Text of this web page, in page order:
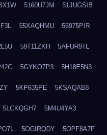
5160U7JM 51JUGSIB
55XAQHMU 56975PIR
59T11ZKH 5AFUR9TL
5GYKO7P3 5H18E5N3
5KP635PE 5KSAQAB8
5LCKQGH7 5M4U4YA3
5OGIRQDY 5OPF8A7F